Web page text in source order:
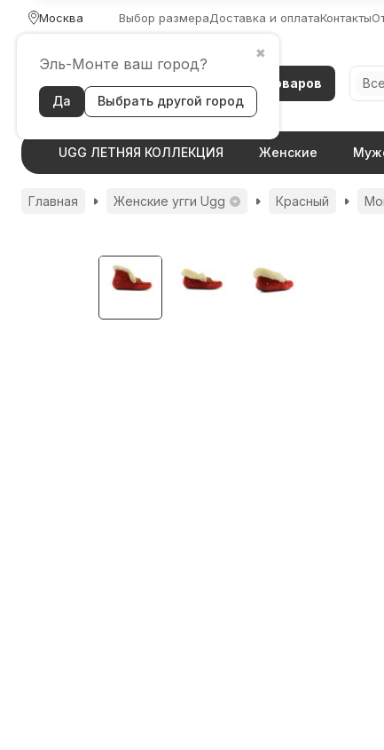
Москва
✖
Эль-Монте ваш город?
Да Выбрать другой город
Выбор размераДоставка и оплатаКонтакты
Каталог товаров
UGG ЛЕТНЯЯ КОЛЛЕКЦИЯ Женские
Главная Женские угги Ugg Красный